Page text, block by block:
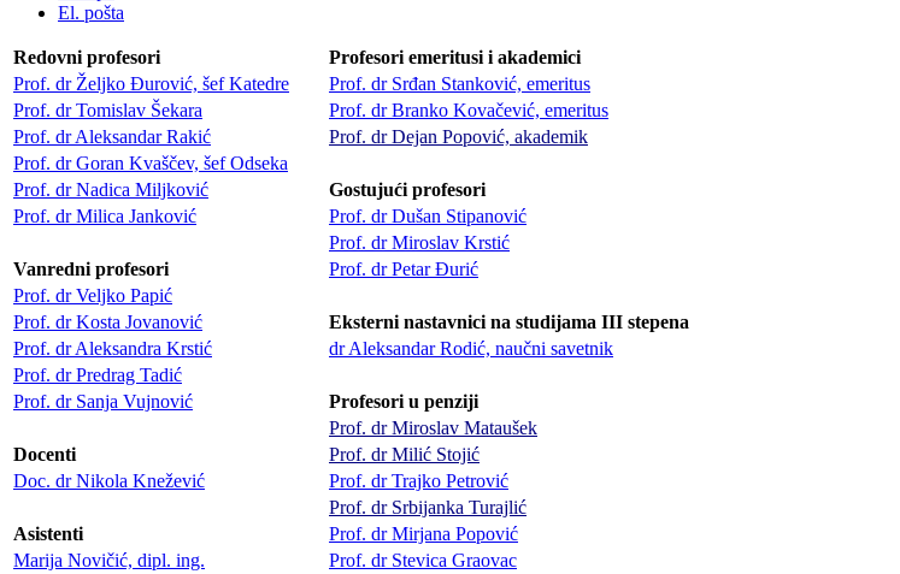
El. pošta
Redovni profesori
Profesori emeritusi i akademici
Prof. dr Željko Đurović, šef Katedre
Prof. dr Srđan Stanković, emeritus
Prof. dr Tomislav Šekara
Prof. dr Branko Kovačević, emeritus
Prof. dr Aleksandar Rakić
Prof. dr Dejan Popović, akademik
Prof. dr Goran Kvaščev, šef Odseka
Prof. dr Nadica Miljković
Gostujući profesori
Prof. dr Milica Janković
Prof. dr Dušan Stipanović
Prof. dr Miroslav Krstić
Vanredni profesori
Prof. dr Petar Đurić
Prof. dr Veljko Papić
Prof. dr Kosta Jovanović
Eksterni nastavnici na studijama III stepena
Prof. dr Aleksandra Krstić
dr Aleksandar Rodić, naučni savetnik
Prof. dr Predrag Tadić
Prof. dr Sanja Vujnović
Profesori u penziji
Prof. dr Miroslav Mataušek
Docenti
Prof. dr Milić Stojić
Doc. dr Nikola Knežević
Prof. dr Trajko Petrović
Prof. dr Srbijanka Turajlić
Asistenti
Prof. dr Mirjana Popović
Marija Novičić, dipl. ing.
Prof. dr Stevica Graovac